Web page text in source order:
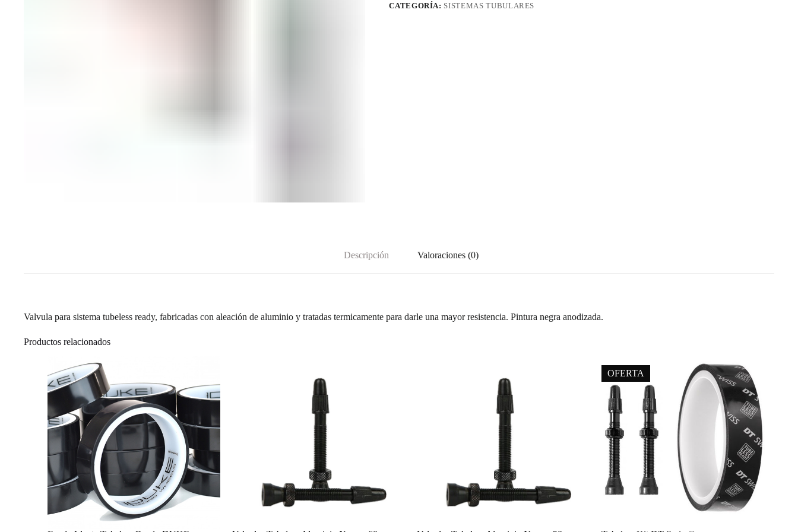
36mm
CATEGORÍA: SISTEMAS TUBULARES
Descripción Valoraciones (0)
Valvula para sistema tubeless ready, fabricadas con aleación de aluminio y tratadas termicamente para darle una mayor resistencia. Pintura negra anodizada.
Productos relacionados
OFERTA